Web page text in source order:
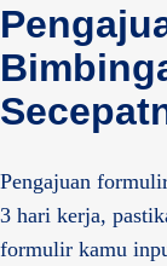
Pengajuan
3 hari kerja,
formulir kamu